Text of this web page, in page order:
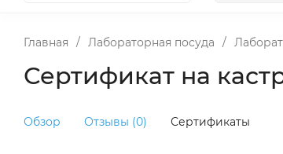
Главная / Лабораторная посуда /
Сертификат на
Обзор Отзывы (0) Сертификаты